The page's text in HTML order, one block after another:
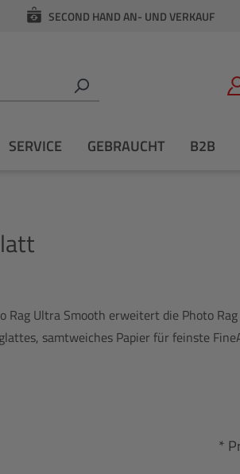
SECOND HAND AN- UND VERKAUF
SERVICE GEBRAUCHT B2B
Rag Ultra Smooth erweitert die Photo
samtweiches Papier für feinste
*